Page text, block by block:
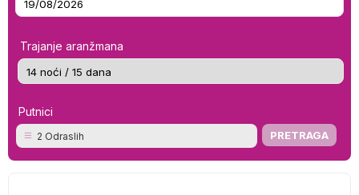
Trajanje aranžmana
Putnici
2 Odraslih